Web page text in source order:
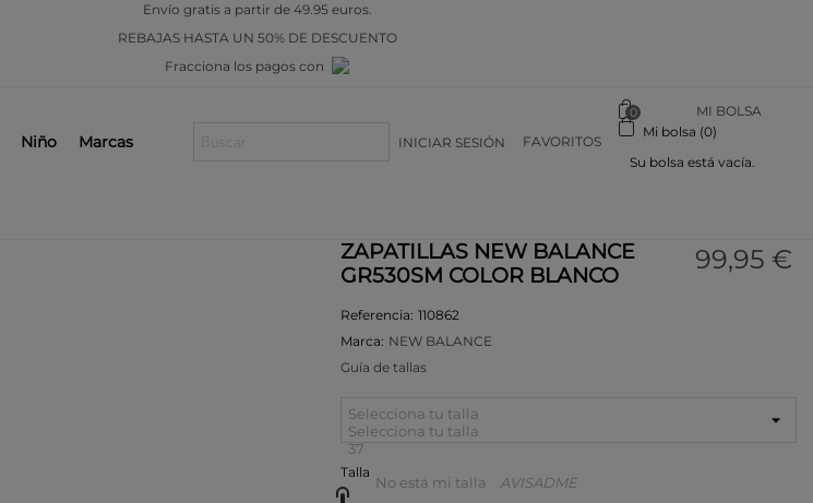
Envío gratis a partir de 49.95 euros.
REBAJAS HASTA UN 50% DE DESCUENTO
Fracciona los pagos con
Niño Marcas INICIAR SESIÓN FAVORITOS
0
MI BOLSA
Mi bolsa (0)
Su bolsa está vacía.
ZAPATILLAS NEW BALANCE
GR530SM COLOR BLANCO
Referencia: 110862
Marca: NEW BALANCE
99,95 €
Guía de tallas
Selecciona tu talla
Selecciona tu talla
37
No está mi talla
AVISADME
Talla